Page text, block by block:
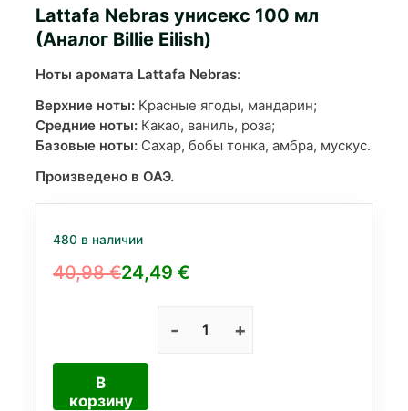
Lattafa Nebras унисекс 100 мл
(Аналог Billie Eilish)
Ноты аромата Lattafa Nebras:
Верхние ноты: Красные ягоды, мандарин;
Средние ноты: Какао, ваниль, роза;
Базовые ноты: Сахар, бобы тонка, амбра, мускус.
Произведено в ОАЭ.
480 в наличии
40,98€
Первоначальная
40,98 €.
24,49 €
Текущая
Количество
В
корзину